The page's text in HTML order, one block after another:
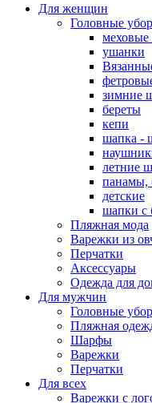
Для женщин
Головные
ушанки
зимние
береты
кепи
шапка -
летние
панамы,
детские
шапки с
Пляжная мода
Варежки из
Перчатки
Аксессуары
Одежда для
Для мужчин
Головные
Пляжная
Шарфы
Варежки
Перчатки
Для всех
Варежки с